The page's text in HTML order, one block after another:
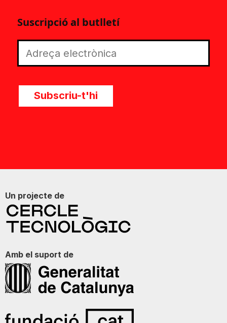
Suscripció al butlletí
Subscriu-t'hi
Un projecte de
Amb el suport de